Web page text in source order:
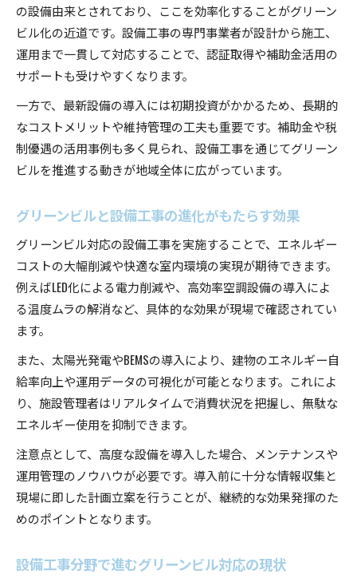
の設備由来とされており、ここを効率化することがグリーン
ビル化の近道です。設備工事の専門事業者が設計から施工、
運用まで一貫して対応することで、認証取得や補助金活用の
サポートも受けやすくなります。
一方で、最新設備の導入には初期投資がかかるため、長期的
なコストメリットや維持管理の工夫も重要です。補助金や税
制優遇の活用事例も多く見られ、設備工事を通じてグリーン
ビルを推進する動きが地域全体に広がっています。
グリーンビルと設備工事の進化がもたらす効果
グリーンビル対応の設備工事を実施することで、エネルギー
コストの大幅削減や快適な室内環境の実現が期待できます。
例えばLED化による電力削減や、高効率空調設備の導入によ
る温度ムラの解消など、具体的な効果が現場で確認されてい
ます。
また、太陽光発電やBEMSの導入により、建物のエネルギー自
給率向上や運用データの可視化が可能となります。これによ
り、施設管理者はリアルタイムで消費状況を把握し、無駄な
エネルギー使用を抑制できます。
注意点として、高度な設備を導入した場合、メンテナンスや
運用管理のノウハウが必要です。導入前に十分な情報収集と
現場に即した計画立案を行うことが、継続的な効果発揮のた
めのポイントとなります。
設備工事分野で進むグリーンビル対応の現状